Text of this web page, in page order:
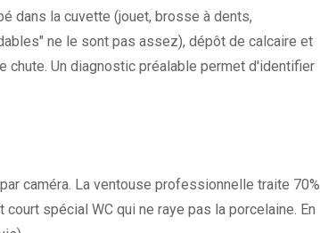
dans la cuvette (jouet, brosse à dents,
ne le sont pas assez), dépôt de calcaire et
chute. Un diagnostic préalable permet d'identifier
caméra. La ventouse professionnelle traite 70%
spécial WC qui ne raye pas la porcelaine. En